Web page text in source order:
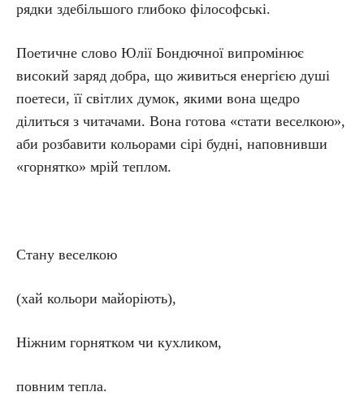
рядки здебільшого глибоко філософські.
Поетичне слово Юлії Бондючної випромінює
високий заряд добра, що живиться енергією душі
поетеси, її світлих думок, якими вона щедро
ділиться з читачами. Вона готова «стати веселкою»,
аби розбавити кольорами сірі будні, наповнивши
«горнятко» мрій теплом.
Стану веселкою
(хай кольори майоріють),
Ніжним горнятком чи кухликом,
повним тепла.